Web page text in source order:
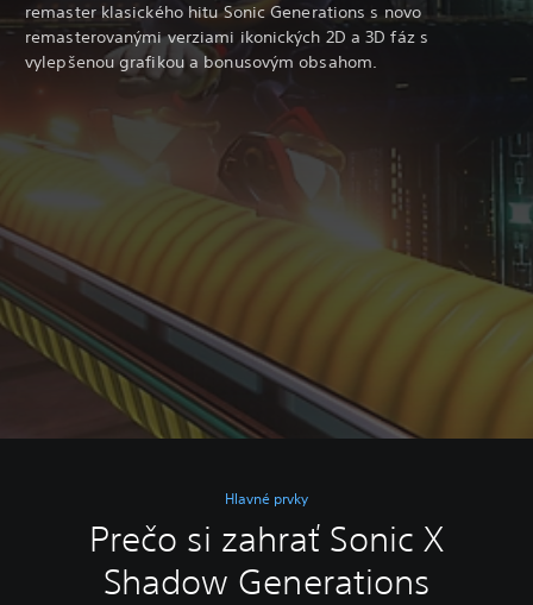
remaster klasického hitu Sonic Generations s novo
remasterovanými verziami ikonických 2D a 3D fáz s
vylepšenou grafikou a bonusovým obsahom.
Hlavné prvky
Prečo si zahrať Sonic X
Shadow Generations